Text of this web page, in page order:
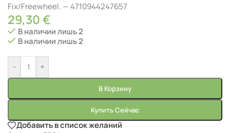
Fix/Freewheel. — 4710944247657
29,30€
В наличии лишь 2
В наличии лишь 2
- +
В Корзину
Купить Сейчас
Добавить в список желаний